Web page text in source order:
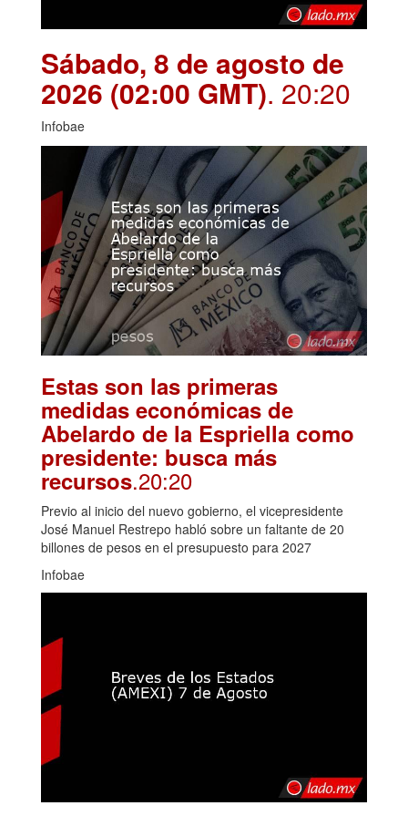
Sábado, 8 de agosto de
2026 (02:00 GMT). 20:20
Infobae
Estas son las primeras
medidas económicas de
Abelardo de la Espriella como
presidente: busca más
recursos.20:20
Previo al inicio del nuevo gobierno, el vicepresidente
José Manuel Restrepo habló sobre un faltante de 20
billones de pesos en el presupuesto para 2027
Infobae